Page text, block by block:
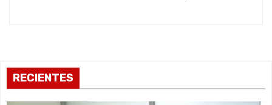
RECIENTES